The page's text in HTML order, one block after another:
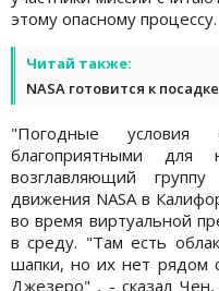
этому опасному процессу.
Читай также:
NASA готовится к
"Погодные условия
благоприятными
возглавляющий
движения NASA в
во время виртуальной
в среду. "Там есть
шапки, но их нет рядом
Джезеро" , - сказал